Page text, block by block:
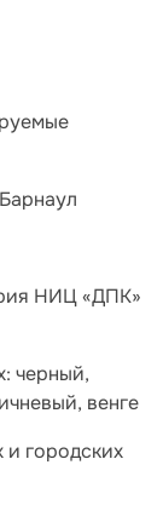
НИЦ «ДПК»
черный,
венге
городских